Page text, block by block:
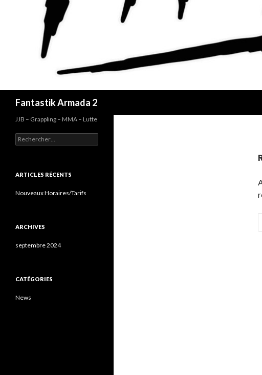
Fantastik Armada 2
JJB – Grappling – MMA – Lutte
Rechercher :
ARTICLES RÉCENTS
Nouveaux Horaires/Tarifs
ARCHIVES
septembre 2024
CATÉGORIES
News